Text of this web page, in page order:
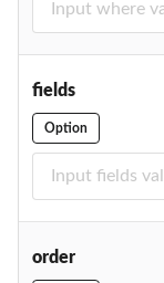
fields
Option
order